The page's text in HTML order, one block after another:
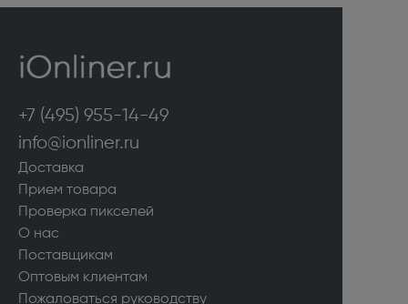
+7 (495) 955-14-49
info@ionliner.ru
Доставка
Прием товара
Проверка пикселей
О нас
Поставщикам
Оптовым клиентам
Пожаловаться руководству